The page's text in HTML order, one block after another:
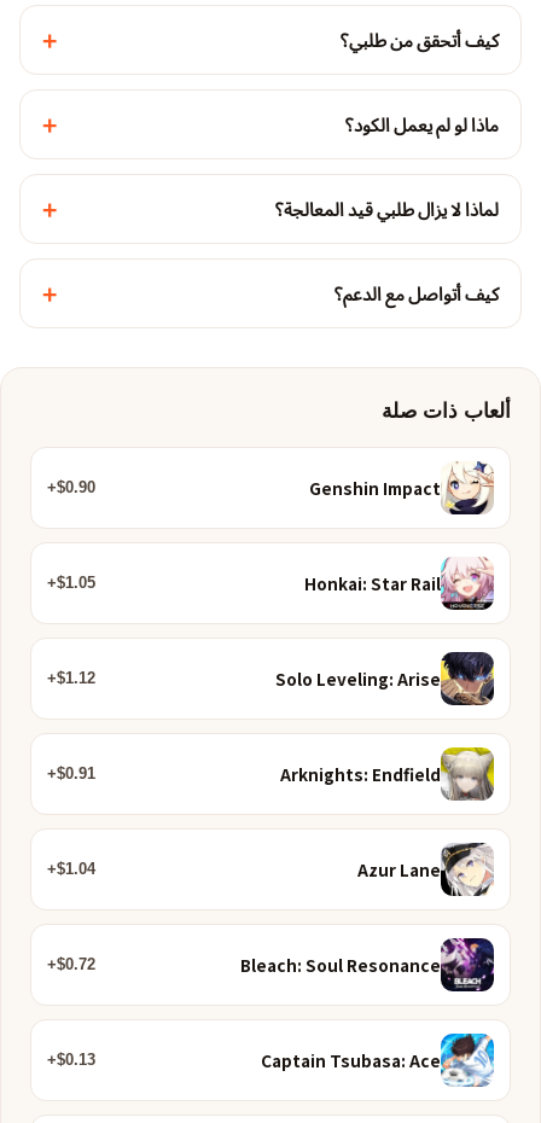
كيف أتحقق من طلبي؟ +
ماذا لو لم يعمل الكود؟ +
لماذا لا يزال طلبي قيد المعالجة؟ +
كيف أتواصل مع الدعم؟ +
ألعاب ذات صلة
Genshin Impact
$0.90+
Honkai: Star Rail
$1.05+
Solo Leveling: Arise
$1.12+
Arknights: Endfield
$0.91+
Azur Lane
$1.04+
Bleach: Soul Resonance
$0.72+
Captain Tsubasa: Ace
$0.13+